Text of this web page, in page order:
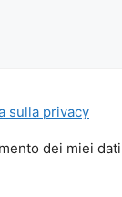
sulla privacy
dei miei